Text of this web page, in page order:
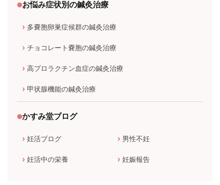
お悩み症状別の鍼灸治療
多嚢胞卵巣症候群の鍼灸治療
チョコレート嚢胞の鍼灸治療
高プロラクチン血症の鍼灸治療
甲状腺機能の鍼灸治療
かすみ堂ブログ
妊活ブログ 男性不妊
妊活中の栄養 妊娠報告